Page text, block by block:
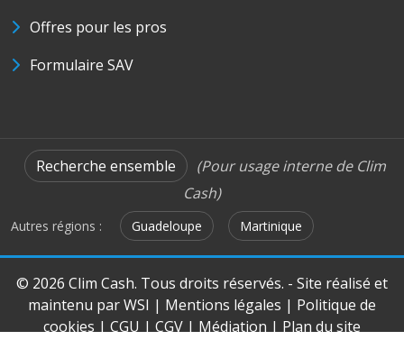
Offres pour les pros
Formulaire SAV
Recherche ensemble
(Pour usage interne de Clim
Cash)
Autres régions : Guadeloupe Martinique
© 2026 Clim Cash. Tous droits réservés. - Site réalisé et
maintenu parWSI | Mentions légales | Politique de
cookies | CGU | CGV | Médiation | Plan du site